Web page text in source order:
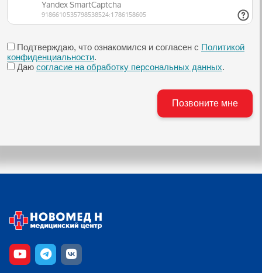
Подтверждаю, что ознакомился и согласен с Политикой
конфиденциальности.
Даю согласие на обработку персональных данных.